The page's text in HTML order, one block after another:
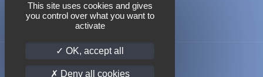
This site uses cookies and gives
you control over what you want to
activate
OK, accept all
Deny all cookies